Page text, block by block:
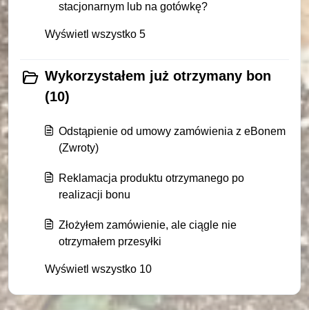
stacjonarnym lub na gotówkę?
Wyświetl wszystko 5
Wykorzystałem już otrzymany bon
(10)
Odstąpienie od umowy zamówienia z eBonem
(Zwroty)
Reklamacja produktu otrzymanego po
realizacji bonu
Złożyłem zamówienie, ale ciągle nie
otrzymałem przesyłki
Wyświetl wszystko 10